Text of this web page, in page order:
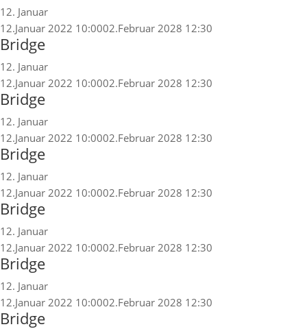
12. Januar
12.Januar 2022 10:0002.Februar 2028 12:30
Bridge
12. Januar
12.Januar 2022 10:0002.Februar 2028 12:30
Bridge
12. Januar
12.Januar 2022 10:0002.Februar 2028 12:30
Bridge
12. Januar
12.Januar 2022 10:0002.Februar 2028 12:30
Bridge
12. Januar
12.Januar 2022 10:0002.Februar 2028 12:30
Bridge
12. Januar
12.Januar 2022 10:0002.Februar 2028 12:30
Bridge